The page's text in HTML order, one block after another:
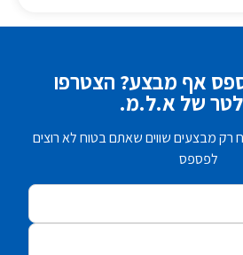
אף מבצע? הצטרפו
של א.ל.מ.
רק מבצעים שווים שאתם בטוח לא רוצים
לפספס